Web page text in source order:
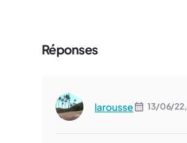
Réponses
larousse 13/06/22,